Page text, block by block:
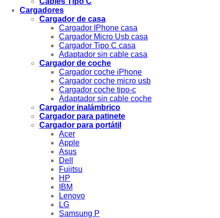
Cargadores
Cargador de casa
Cargador IPhone casa
Cargador Micro Usb casa
Cargador Tipo C casa
Adaptador sin cable casa
Cargador de coche
Cargador coche iPhone
Cargador coche micro usb
Cargador coche tipo-c
Adaptador sin cable coche
Cargador inalámbrico
Cargador para patinete
Cargador para portátil
Acer
Apple
Asus
Dell
Fujitsu
HP
IBM
Lenovo
LG
Samsung P